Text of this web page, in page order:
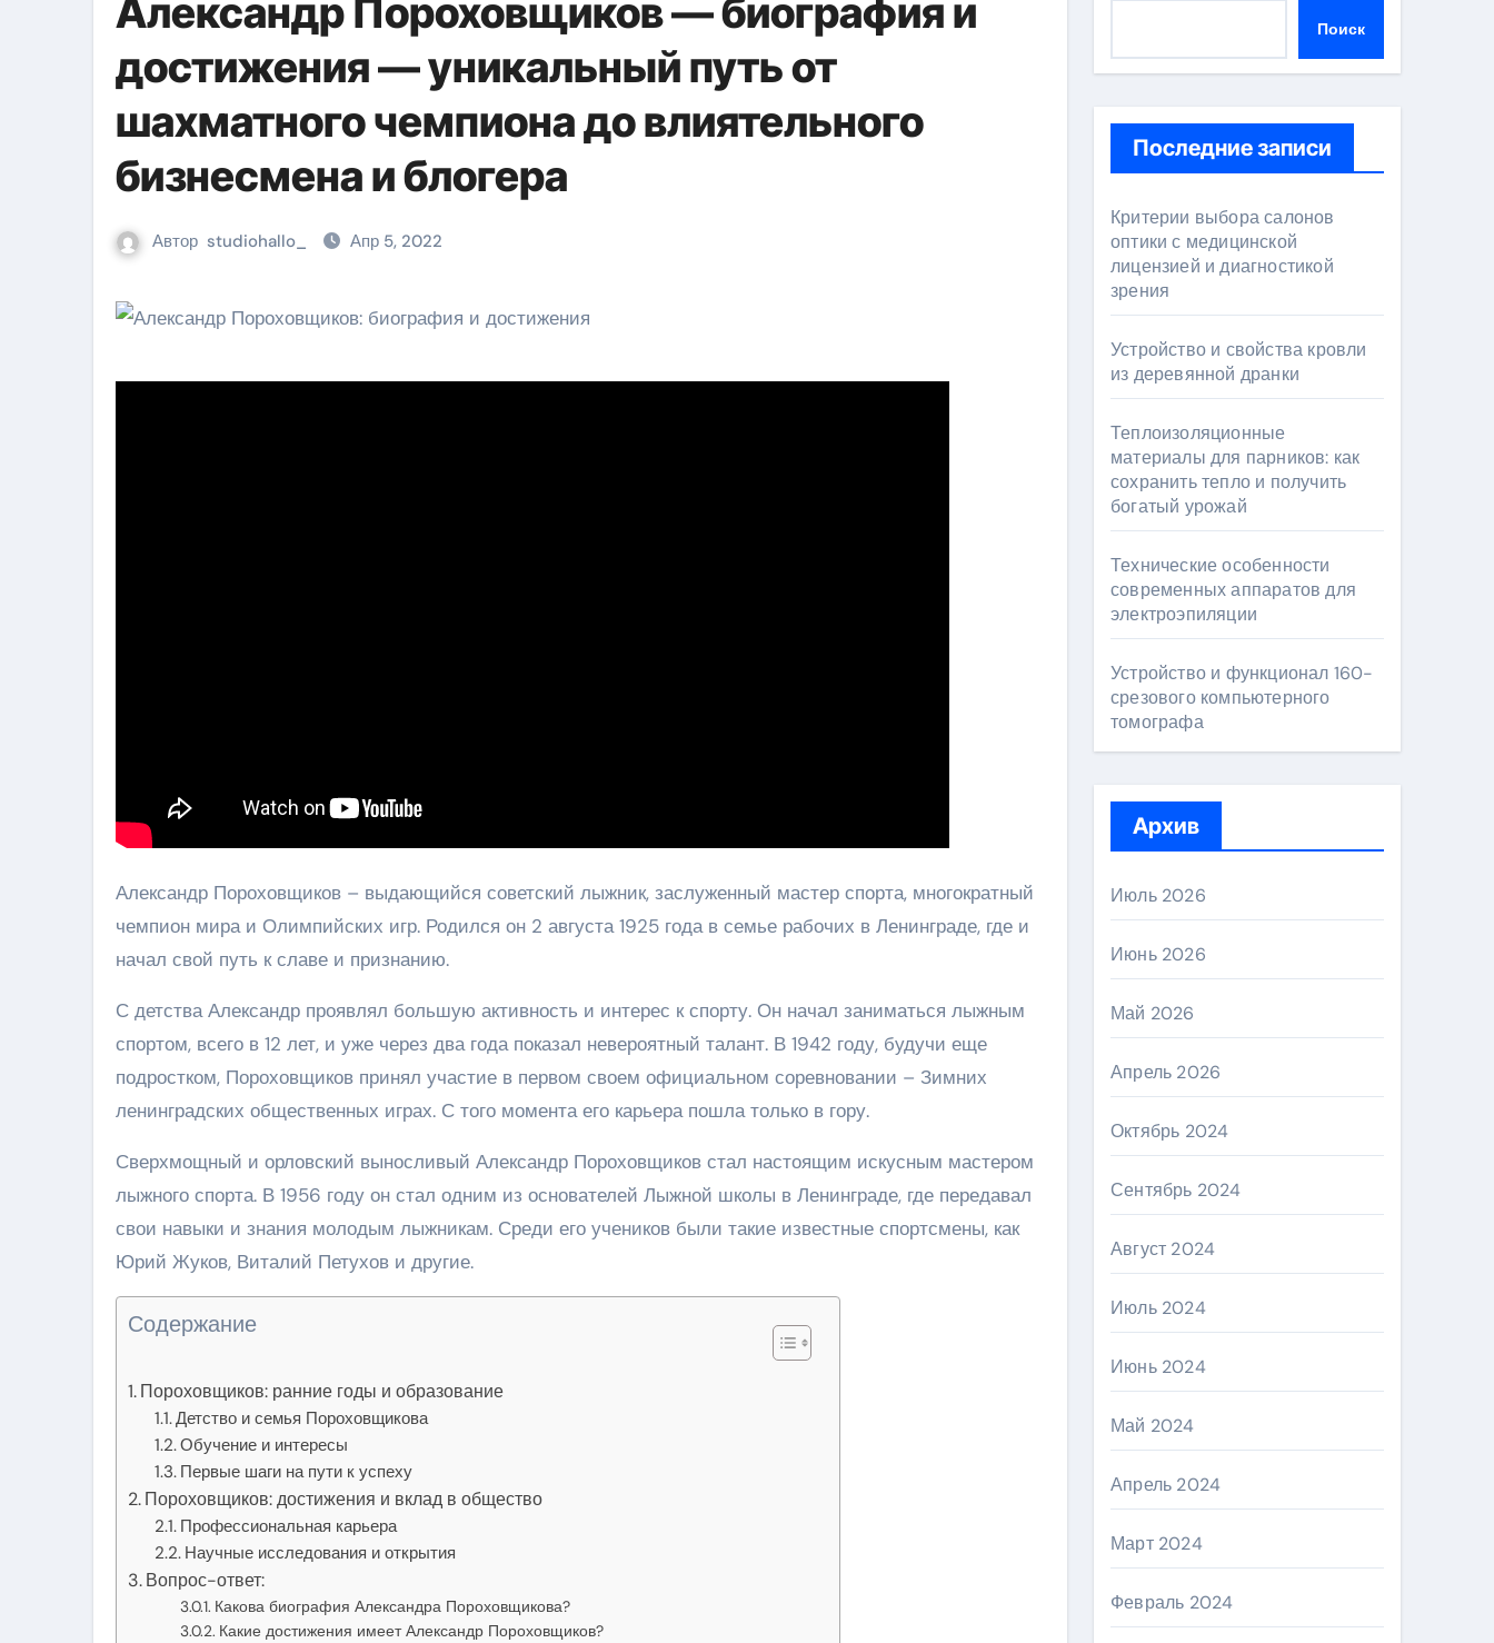
Александр Пороховщиков — биография и
достижения — уникальный путь от
шахматного чемпиона до влиятельного
бизнесмена и блогера
Автор studiohallo_ Апр 5, 2022
Александр Пороховщиков – выдающийся советский лыжник, заслуженный мастер спорта, многократный
чемпион мира и Олимпийских игр. Родился он 2 августа 1925 года в семье рабочих в Ленинграде, где и
начал свой путь к славе и признанию.
С детства Александр проявлял большую активность и интерес к спорту. Он начал заниматься лыжным
спортом, всего в 12 лет, и уже через два года показал невероятный талант. В 1942 году, будучи еще
подростком, Пороховщиков принял участие в первом своем официальном соревновании – Зимних
ленинградских общественных играх. С того момента его карьера пошла только в гору.
Сверхмощный и орловский выносливый Александр Пороховщиков стал настоящим искусным мастером
лыжного спорта. В 1956 году он стал одним из основателей Лыжной школы в Ленинграде, где передавал
свои навыки и знания молодым лыжникам. Среди его учеников были такие известные спортсмены, как
Юрий Жуков, Виталий Петухов и другие.
Содержание
Пороховщиков: ранние годы и образование
Детство и семья Пороховщикова
Обучение и интересы
Первые шаги на пути к успеху
Пороховщиков: достижения и вклад в общество
Профессиональная карьера
Научные исследования и открытия
Вопрос-ответ:
Какова биография Александра Пороховщикова?
Какие достижения имеет Александр Пороховщиков?
Поиск
Последние записи
Критерии выбора салонов
оптики с медицинской
лицензией и диагностикой
зрения
Устройство и свойства кровли
из деревянной дранки
Теплоизоляционные
материалы для парников: как
сохранить тепло и получить
богатый урожай
Технические особенности
современных аппаратов для
электроэпиляции
Устройство и функционал 160-
срезового компьютерного
томографа
Архив
Июль 2026
Июнь 2026
Май 2026
Апрель 2026
Октябрь 2024
Сентябрь 2024
Август 2024
Июль 2024
Июнь 2024
Май 2024
Апрель 2024
Март 2024
Февраль 2024